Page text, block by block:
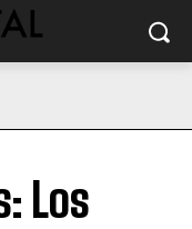
Los